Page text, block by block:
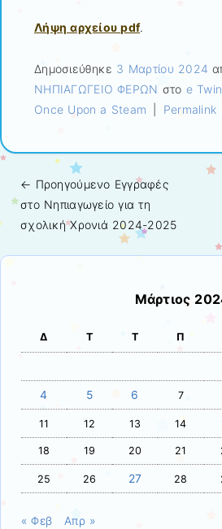
Λήψη αρχείου pdf.
Δημοσιεύθηκε 3 Μαρτίου 2024
ΝΗΠΙΑΓΩΓΕΙΟ ΦΕΡΩΝ στο e
Once Upon a Steam
Permalink
Πλοήγηση άρθρων
← Προηγούμενo Εγγραφές
στο Νηπιαγωγείο για τη
σχολική Χρονιά 2024-2025
Μάρτιος
Δ Τ Τ Π
4 5 6 7
11 12 13 14
18 19 20 21
25 26 27 28
« Φεβ Απρ »